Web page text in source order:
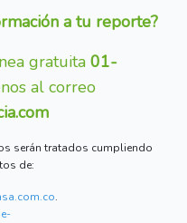
a tu reporte?
gratuita 01-
al correo
serán tratados cumpliendo
de:
.